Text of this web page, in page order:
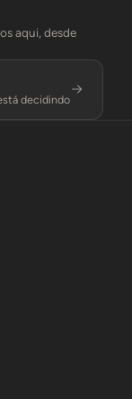
aqui, desde
decidindo